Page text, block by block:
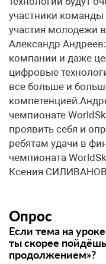
участники
участия молодежи
Александр
компании и даже
цифровые
все больше и
чемпионате
проявить себя и
ребятам удачи в
чемпионата
Ксения
Опрос
Если тема на
ты скорее
продолжением»?